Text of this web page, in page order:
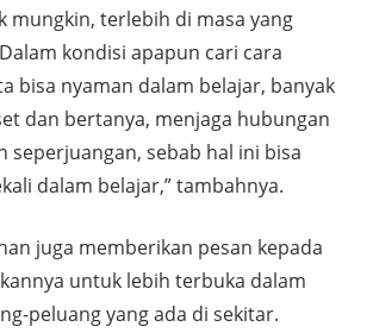
mungkin, terlebih di masa yang
kondisi apapun cari cara
bisa nyaman dalam belajar, banyak
dan bertanya, menjaga hubungan
seperjuangan, sebab hal ini bisa
dalam belajar,” tambahnya.
juga memberikan pesan kepada
untuk lebih terbuka dalam
peluang yang ada di sekitar.